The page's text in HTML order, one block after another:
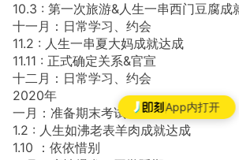
App内打开
10.3 : 第一次旅游&人生一串西门豆腐成
十一月：日常学习、约会
11.2 : 人生一串夏大妈成就达成
11.11 : 正式确定关系&官宣
十二月：日常学习、约会
2020年
一月：准备期末考试
1.2 : 人生如沸老表羊肉成就达成
1.10 ：依依惜别